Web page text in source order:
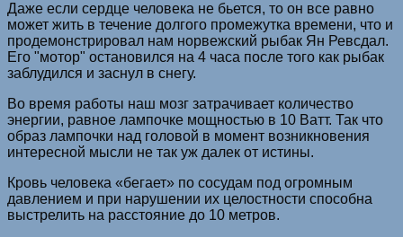
Даже если сердце человека не бьется, то он все равно
может жить в течение долгого промежутка времени, что и
продемонстрировал нам норвежский рыбак Ян Ревсдал.
Его "мотор" остановился на 4 часа после того как рыбак
заблудился и заснул в снегу.
Во время работы наш мозг затрачивает количество
энергии, равное лампочке мощностью в 10 Ватт. Так что
образ лампочки над головой в момент возникновения
интересной мысли не так уж далек от истины.
Кровь человека «бегает» по сосудам под огромным
давлением и при нарушении их целостности способна
выстрелить на расстояние до 10 метров.